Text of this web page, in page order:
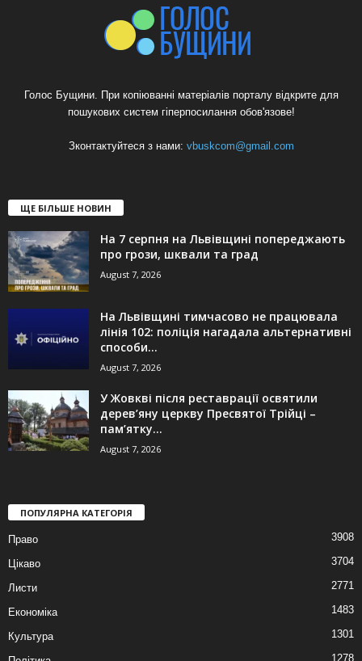
Голос Бущини. При копіюванні матеріалів порталу відкрите для
пошукових систем гіперпосилання обов'язове!
Зконтактуйтеся з нами: vbuskcom@gmail.com
ЩЕ БІЛЬШЕ НОВИН
На 7 серпня на Львівщині попереджають
про грози, шквали та град
August 7, 2026
На Львівщині тимчасово не працювала
лінія 102: поліція нагадала альтернативні
способи...
August 7, 2026
У Жовкві після реставрації освятили
дерев’яну церкву Пресвятої Трійці –
пам’ятку...
August 7, 2026
ПОПУЛЯРНА КАТЕГОРІЯ
Право 3908
Цікаво 3704
Листи 2771
Економіка 1483
Культура 1301
1278